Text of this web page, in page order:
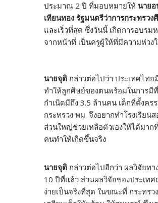
ประมาณ 2 ปี ที่มอบหมายให้ นาย
เทียนทอง รัฐมนตรีว่าการกระทรวง
และเร็วที่สุด ซึ่งวันนี้ เกิดการอบร
จากหน้าที่ เป็นครูผู้ให้ที่มีความห่วง
นายจุติ กล่าวต่อไปว่า ประเทศไท
ทำให้ลูกศิษย์ของตนพร้อมในการมี
กำเนิดมีถึง 3.5 ล้านคน เด็กที่ตั้งค
กระทรวง พม. จึงอยากทำโรงเรีย
ส่วนใหญ่ช่วยเหลือตัวเองให้ได้มา
คนทำให้เกิดขึ้นจริง
นายจุติ กล่าวต่อไปอีกว่า ผลวิจัยท
10 ปีที่แล้ว ส่วนผลวิจัยของประเท
ง่ายเป็นจริงที่สุด ในขณะที่ กระทร